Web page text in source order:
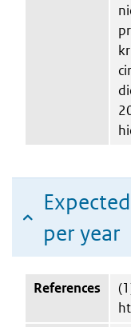
per year
References